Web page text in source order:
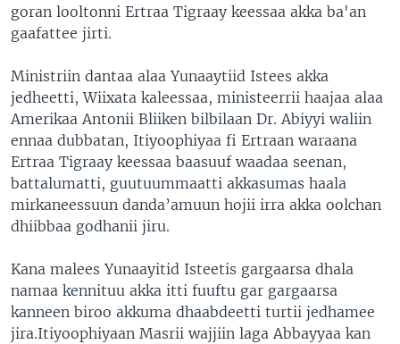
goran looltonni Ertraa Tigraay keessaa akka ba'an
gaafattee jirti.
Ministriin dantaa alaa Yunaaytiid Istees akka
jedheetti, Wiixata kaleessaa, ministeerrii haajaa alaa
Amerikaa Antonii Bliiken bilbilaan Dr. Abiyyi waliin
ennaa dubbatan, Itiyoophiyaa fi Ertraan waraana
Ertraa Tigraay keessaa baasuuf waadaa seenan,
battalumatti, guutuummaatti akkasumas haala
mirkaneessuun danda’amuun hojii irra akka oolchan
dhiibbaa godhanii jiru.
Kana malees Yunaayitid Isteetis gargaarsa dhala
namaa kennituu akka itti fuuftu gar gargaarsa
kanneen biroo akkuma dhaabdeetti turtii jedhamee
jira.Itiyoophiyaan Masrii wajjiin laga Abbayyaa kan